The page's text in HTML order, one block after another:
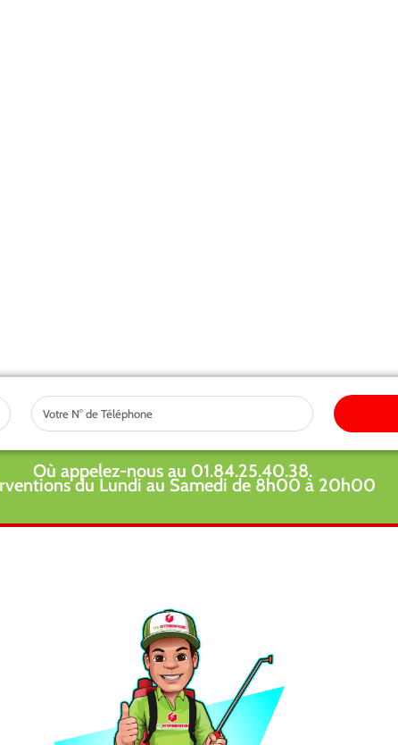
Tel
Où appelez-nous au 01.84.25.40.38.
du Lundi au Samedi de 8h00 à 20h00